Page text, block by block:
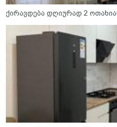
ქირავდება დღიურად 2